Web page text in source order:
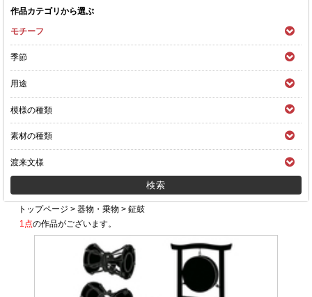
作品カテゴリから選ぶ
モチーフ
季節
用途
模様の種類
素材の種類
渡来文様
トップページ >器物・乗物 >鉦鼓
1点の作品がございます。